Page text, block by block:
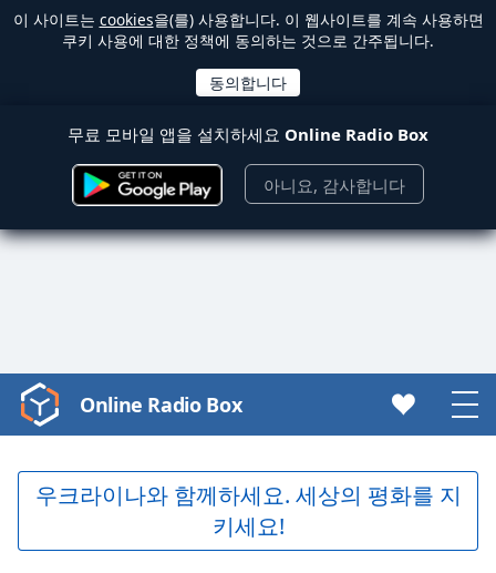
이 사이트는 cookies을(를) 사용합니다. 이 웹사이트를 계속 사용하면
쿠키 사용에 대한 정책에 동의하는 것으로 간주됩니다.
무료 모바일 앱을 설치하세요 Online Radio Box
아니요, 감사합니다
Video
Player
loading.
Play
Online Radio Box
우크라이나와 함께하세요. 세상의 평화를 지
키세요!